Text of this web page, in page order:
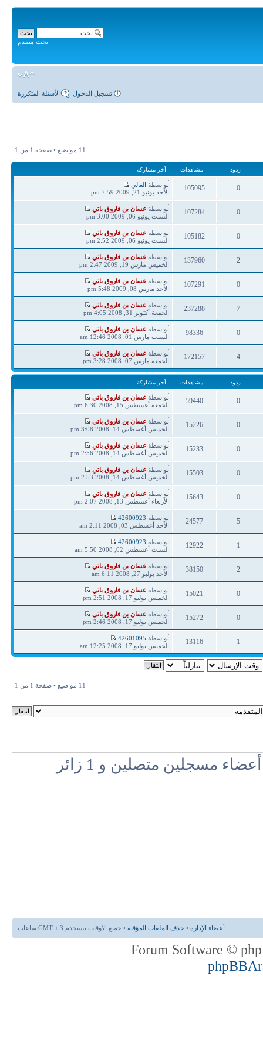
بحث متقدم
الأسئلة المتكررة تسجيل الدخول
11 مواضيع • صفحة 1 من 1
ردود مشاهدات آخر مشاركة
0
ردود
105095
مشاهدات
آخر
مشاركة
بواسطة الغالي
الأحد يونيو 21, 2009 7:59 pm
0
107284
آخر
مشاركة
بواسطةغسان بن فاروق باتي
السبت يونيو 06, 2009 3:00 pm
0
ردود
105182
مشاهدات
آخر
مشاركة
بواسطةغسان بن فاروق باتي
السبت يونيو 06, 2009 2:52 pm
2
137960
آخر
مشاركة
بواسطةغسان بن فاروق باتي
الخميس مارس 19, 2009 2:47 pm
0
ردود
107291
مشاهدات
آخر
مشاركة
بواسطةغسان بن فاروق باتي
الأحد مارس 08, 2009 5:48 pm
7
237288
آخر
مشاركة
بواسطةغسان بن فاروق باتي
الجمعة أكتوبر 31, 2008 4:05 pm
0
ردود
98336
مشاهدات
آخر
مشاركة
بواسطةغسان بن فاروق باتي
السبت مارس 01, 2008 12:46 am
4
ردود
172157
مشاهدات
آخر
مشاركة
بواسطةغسان بن فاروق باتي
الجمعة مارس 07, 2008 3:28 pm
ردود مشاهدات آخر مشاركة
0
ردود
59440
مشاهدات
آخر
مشاركة
بواسطةغسان بن فاروق باتي
الجمعة أغسطس 15, 2008 6:30 pm
0
15226
آخر
مشاركة
بواسطةغسان بن فاروق باتي
الخميس أغسطس 14, 2008 3:08 pm
0
ردود
15233
مشاهدات
آخر
مشاركة
بواسطةغسان بن فاروق باتي
الخميس أغسطس 14, 2008 2:56 pm
0
15503
آخر
مشاركة
بواسطةغسان بن فاروق باتي
الخميس أغسطس 14, 2008 2:53 pm
0
ردود
15643
مشاهدات
آخر
مشاركة
بواسطةغسان بن فاروق باتي
الأربعاء أغسطس 13, 2008 2:07 pm
5
24577
آخر
مشاركة
بواسطة 42600923
الأحد أغسطس 03, 2008 2:11 am
1
ردود
12922
مشاهدات
آخر
مشاركة
بواسطة 42600923
السبت أغسطس 02, 2008 5:50 am
2
38150
آخر
مشاركة
بواسطةغسان بن فاروق باتي
الأحد يوليو 27, 2008 6:11 am
0
ردود
15021
مشاهدات
آخر
مشاركة
بواسطةغسان بن فاروق باتي
الخميس يوليو 17, 2008 2:51 pm
0
15272
آخر
مشاركة
بواسطةغسان بن فاروق باتي
الخميس يوليو 17, 2008 2:46 pm
1
ردود
13116
مشاهدات
آخر
مشاركة
بواسطة 42601095
الخميس يوليو 17, 2008 12:25 am
11 مواضيع • صفحة 1 من 1
مسجلين متصلين و 1 زائر
أعضاء الإدارة • حذف الملفات المؤقتة • جميع الأوقات تستخدم GMT + 3 ساعات